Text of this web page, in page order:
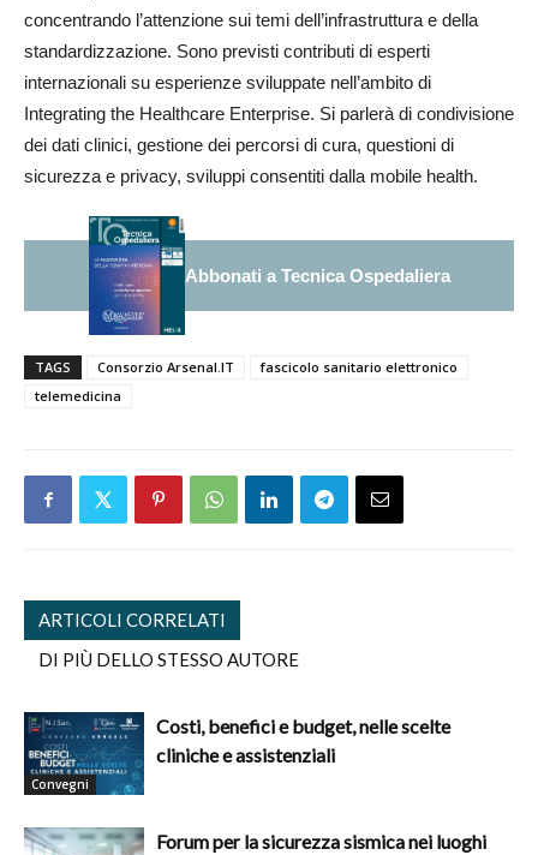
concentrando l’attenzione sui temi dell’infrastruttura e della
standardizzazione. Sono previsti contributi di esperti
internazionali su esperienze sviluppate nell’ambito di
Integrating the Healthcare Enterprise. Si parlerà di condivisione
dei dati clinici, gestione dei percorsi di cura, questioni di
sicurezza e privacy, sviluppi consentiti dalla mobile health.
Abbonati a Tecnica Ospedaliera
TAGS Consorzio Arsenal.IT
fascicolo sanitario elettronico
telemedicina
ARTICOLI CORRELATI
DI PIÙ DELLO STESSO AUTORE
Convegni
Costi, benefici e budget, nelle scelte
cliniche e assistenziali
Forum per la sicurezza sismica nei luoghi